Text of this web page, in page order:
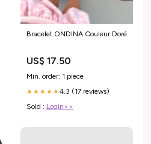
Bracelet ONDINA Couleur:Doré
US$ 17.50
Min. order: 1 piece
★★★★★4.3 (17 reviews)
Sold : Login>>